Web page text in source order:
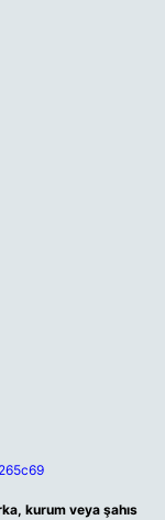
kurum veya şahıs